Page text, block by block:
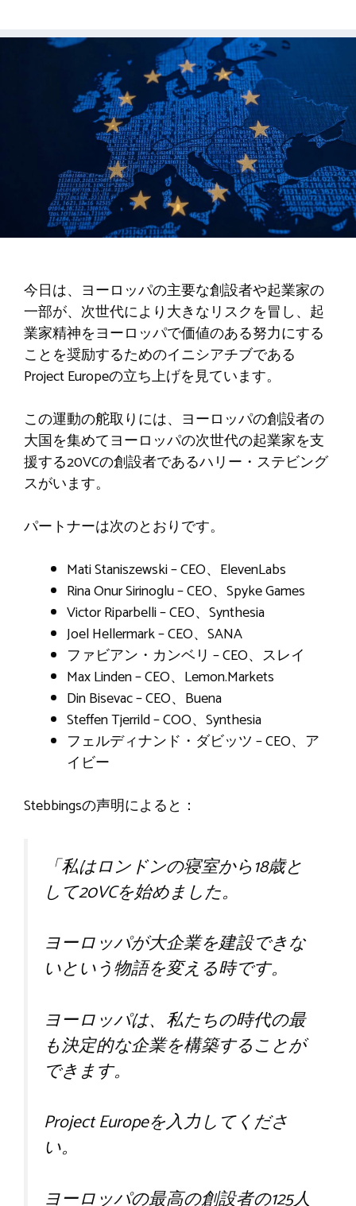
今日は、ヨーロッパの主要な創設者や起業家の
一部が、次世代により大きなリスクを冒し、起
業家精神をヨーロッパで価値のある努力にする
ことを奨励するためのイニシアチブである
Project Europeの立ち上げを見ています。
この運動の舵取りには、ヨーロッパの創設者の
大国を集めてヨーロッパの次世代の起業家を支
援する20VCの創設者であるハリー・ステビング
スがいます。
パートナーは次のとおりです。
Mati Staniszewski – CEO、ElevenLabs
Rina Onur Sirinoglu – CEO、Spyke Games
Victor Riparbelli – CEO、Synthesia
Joel Hellermark – CEO、SANA
ファビアン・カンベリ – CEO、スレイ
Max Linden – CEO、Lemon.Markets
Din Bisevac – CEO、Buena
Steffen Tjerrild – COO、Synthesia
フェルディナンド・ダビッツ – CEO、ア
イビー
Stebbingsの声明によると：
「私はロンドンの寝室から18歳と
して20VCを始めました。
ヨーロッパが大企業を建設できな
いという物語を変える時です。
ヨーロッパは、私たちの時代の最
も決定的な企業を構築することが
できます。
Project Europeを入力してくださ
い。
ヨーロッパの最高の創設者の125人